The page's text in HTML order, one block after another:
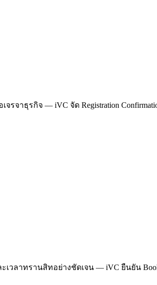
าธุรกิจ — iVC จัด Registration
ะเวลาทรานสิทอย่างชัดเจน — iVC ยืนยัน